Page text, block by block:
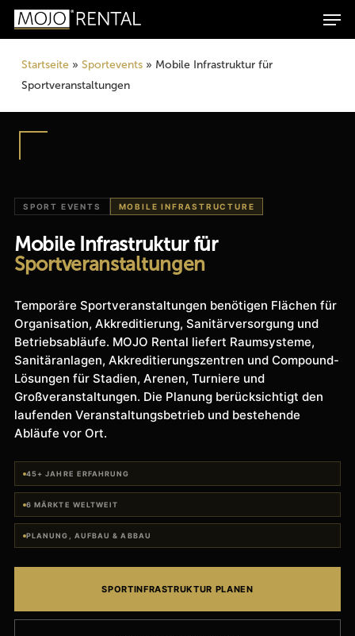
Skip
content
Products
search
Suchen
Startseite» Sportevents» Mobile Infrastruktur für
Sportveranstaltungen
SPORT EVENTS MOBILE INFRASTRUCTURE
Mobile Infrastruktur für
Sportveranstaltungen
Temporäre Sportveranstaltungen benötigen Flächen für
Organisation, Akkreditierung, Sanitärversorgung und
Betriebsabläufe. MOJO Rental liefert Raumsysteme,
Sanitäranlagen, Akkreditierungszentren und Compound-
Lösungen für Stadien, Arenen, Turniere und
Großveranstaltungen. Die Planung berücksichtigt den
laufenden Veranstaltungsbetrieb und bestehende
Abläufe vor Ort.
45+ JAHRE ERFAHRUNG
6 MÄRKTE WELTWEIT
PLANUNG, AUFBAU & ABBAU
SPORTINFRASTRUKTUR PLANEN